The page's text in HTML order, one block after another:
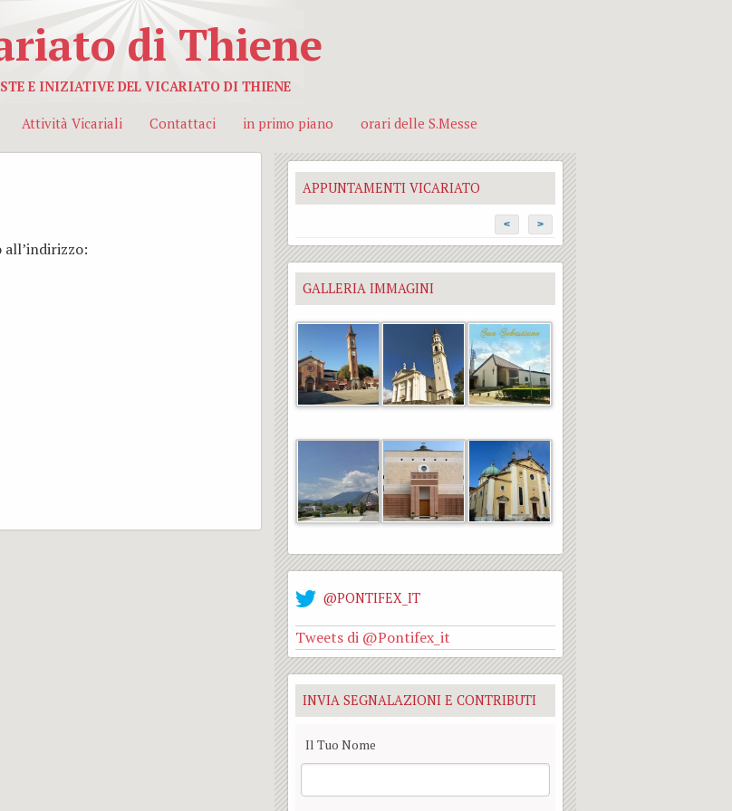
di Thiene
E INIZIATIVE DEL VICARIATO DI THIENE
Attività Vicariali Contattaci in primo piano orari delle S.Messe
APPUNTAMENTI VICARIATO
< >
GALLERIA IMMAGINI
@PONTIFEX_IT
Tweets di @Pontifex_it
INVIA SEGNALAZIONI E CONTRIBUTI
Il Tuo Nome